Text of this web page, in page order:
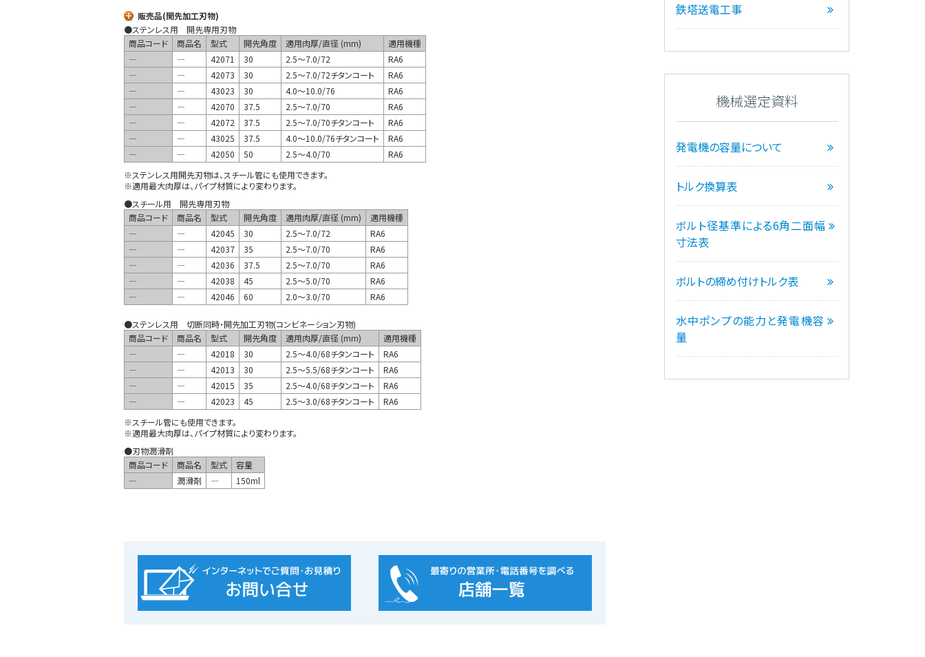
販売品(開先加工刃物)
●ステンレス用 開先専用刃物
商品コード
商品名 型式 開先角度 適用肉厚/直径 (mm)
適用機種
―
― 42071 30 2.5～7.0/72
RA6
―
― 42073 30 2.5～7.0/72チタンコート
RA6
―
― 43023 30 4.0～10.0/76
RA6
―
― 42070 37.5 2.5～7.0/70
RA6
―
― 42072 37.5 2.5～7.0/70チタンコート
RA6
―
― 43025 37.5 4.0～10.0/76チタンコート
RA6
―
― 42050 50 2.5～4.0/70
RA6
※ステンレス用開先刃物は、スチール管にも使用できます。
※適用最大肉厚は、パイプ材質により変わります。
●スチール用 開先専用刃物
商品コード
商品名 型式 開先角度 適用肉厚/直径 (mm)
適用機種
―
― 42045 30 2.5～7.0/72
RA6
―
― 42037 35 2.5～7.0/70
RA6
―
― 42036 37.5 2.5～7.0/70
RA6
―
― 42038 45 2.5～5.0/70
RA6
―
― 42046 60 2.0～3.0/70 RA6
●ステンレス用 切断同時・開先加工刃物(コンビネーション刃物)
商品コード
商品名 型式 開先角度 適用肉厚/直径 (mm)
適用機種
―
― 42018 30 2.5～4.0/68チタンコート
RA6
―
― 42013 30 2.5～5.5/68チタンコート
RA6
―
― 42015 35 2.5～4.0/68チタンコート
RA6
―
― 42023 45 2.5～3.0/68チタンコート
RA6
※スチール管にも使用できます。
※適用最大肉厚は、パイプ材質により変わります。
●刃物潤滑剤
商品コード
商品名 型式
容量
―
潤滑剤 ― 150ml
鉄塔送電工事
機械選定資料
発電機の容量について
トルク換算表
ボルト径基準による6角二面幅
寸法表
ボルトの締め付けトルク表
水中ポンプの能力と発電機容
量